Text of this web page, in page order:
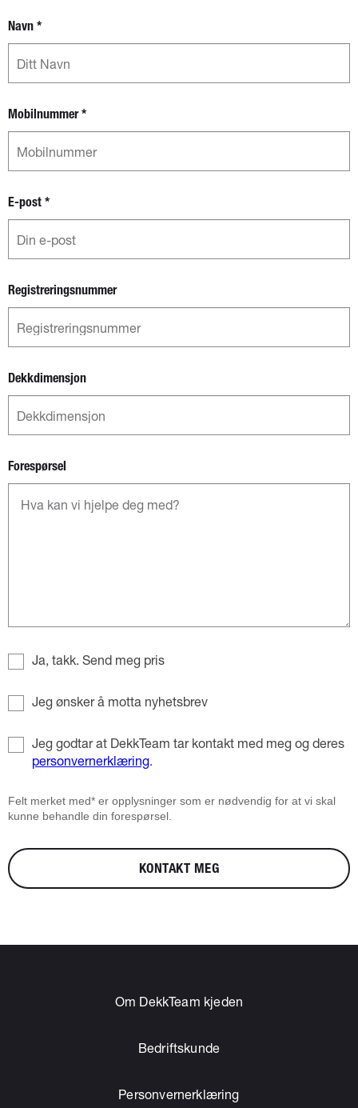
Navn *
Mobilnummer*
E-post *
Registreringsnummer
Dekkdimensjon
Forespørsel
Ja, takk. Send meg pris
Jeg ønsker å motta nyhetsbrev
Jeg godtar at DekkTeam tar kontakt med meg og deres
personvernerklæring.
Felt merket med* er opplysninger som er nødvendig for at vi skal
kunne behandle din forespørsel.
KONTAKT MEG
Om DekkTeam kjeden
Bedriftskunde
Personvernerklæring